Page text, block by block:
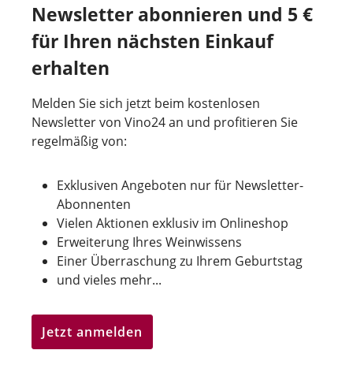
Newsletter abonnieren und 5 €
für Ihren nächsten Einkauf
erhalten
Melden Sie sich jetzt beim kostenlosen
Newsletter von Vino24 an und profitieren Sie
regelmäßig von:
Exklusiven Angeboten nur für Newsletter-
Abonnenten
Vielen Aktionen exklusiv im Onlineshop
Erweiterung Ihres Weinwissens
Einer Überraschung zu Ihrem Geburtstag
und vieles mehr...
Jetzt anmelden